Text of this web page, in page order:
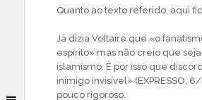
Quanto ao texto referido, aqui
Já dizia Voltaire que «o
espírito» mas não creio que
islamismo. É por isso que
inimigo invisível» (EXPRESSO,
pouco rigoroso.